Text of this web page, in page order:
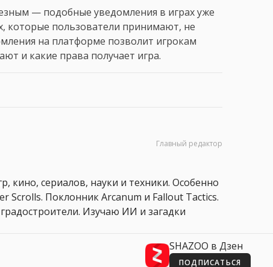
— подобные уведомления в играх уже
которые пользователи принимают, не
на платформе позволит игрокам
и какие права получает игра.
Главный редактор
кино, сериалов, науки и техники. Особенно
Scrolls. Поклонник Arcanum и Fallout Tactics.
Изучаю ИИ и загадки
SHAZOO в Дзен
ПОДПИСАТЬСЯ